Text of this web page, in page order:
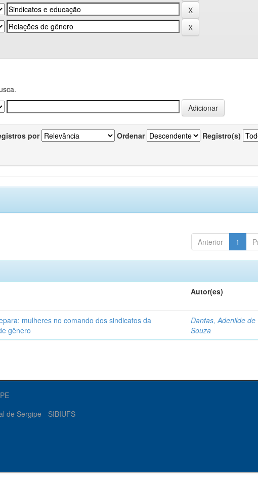
por Ordenar Registro(s)
Anterior 1
Autor(es)
mulheres no comando dos sindicatos da
gênero
Dantas, Adenilde de
Souza
de Sergipe - SIBIUFS